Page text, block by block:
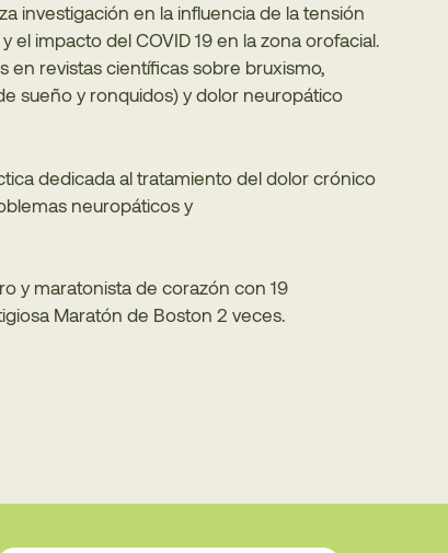
investigación en la influencia de la tensión
el impacto del COVID 19 en la zona orofacial.
en revistas científicas sobre bruxismo,
sueño y ronquidos) y dolor neuropático
dedicada al tratamiento del dolor crónico
neuropáticos y
y maratonista de corazón con 19
Maratón de Boston 2 veces.